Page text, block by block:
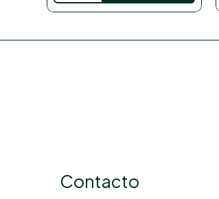
Contacto